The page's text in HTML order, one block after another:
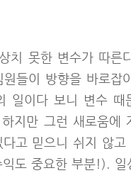
치 못한 변수가 따른
들이 방향을 바로잡
일이다 보니 변수 때
지만 그런 새로움에
고 믿으니 쉬지 않고
도 중요한 부분!). 일